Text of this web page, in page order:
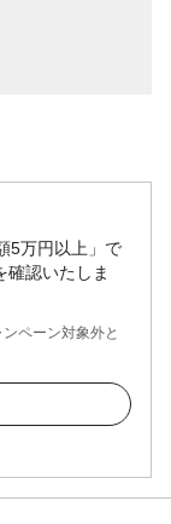
5万円以上」で
確認いたしま
ペーン対象外と